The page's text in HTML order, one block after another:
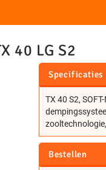
40 LG S2
Specificaties
TX 40 S2,
Bestellen